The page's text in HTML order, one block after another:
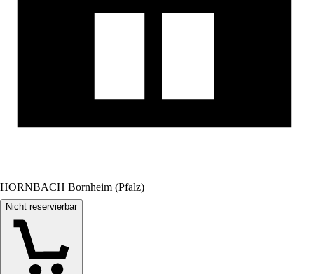
HORNBACH Bornheim (Pfalz)
Nicht reservierbar